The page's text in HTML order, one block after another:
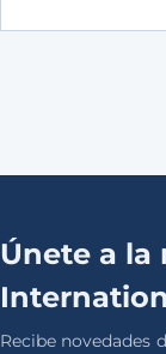
Únete a la
Recibe novedades